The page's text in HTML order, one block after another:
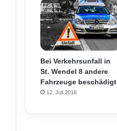
Bei Verkehrsunfall in
St. Wendel 8 andere
Fahrzeuge beschädigt
12. Juli 2016